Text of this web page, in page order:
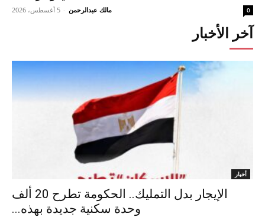
مالك عبدالرحمن - 5 أغسطس، 2026 0
آخر الأخبار
أخبار
الإيجار بدل التمليك.. الحكومة تطرح 20 ألف
وحدة سكنية جديدة بهذه...